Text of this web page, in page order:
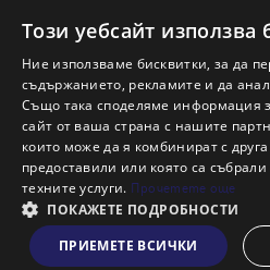
Пиши ни
ново
Абонирам се
НАЙ-ПОПУЛЯРНИ ТЪРСЕНИЯ:
Общи условия
Политики за поверителност
Информация по
© 2026 Адрес, All rights
Този уебсайт използва
Ние използваме бисквитки, за да
съдържанието, рекламите и да
Също така споделяме информация
сайт от ваша страна с нашите
които може да я комбинират с
предоставили или която са
техните услуги. Прочетете още
ПОКАЖЕТЕ ПОДРОБНОСТИ
ПРИЕМЕТЕ ВСИЧКИ